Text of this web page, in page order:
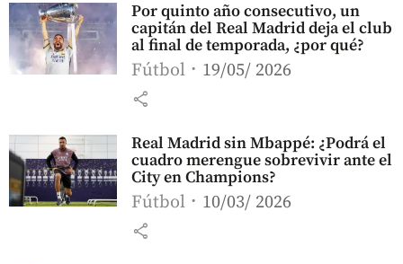
Por quinto año consecutivo, un
capitán del Real Madrid deja el club
al final de temporada, ¿por qué?
Fútbol 19/05/ 2026
share
Real Madrid sin Mbappé: ¿Podrá el
cuadro merengue sobrevivir ante el
City en Champions?
Fútbol 10/03/ 2026
share